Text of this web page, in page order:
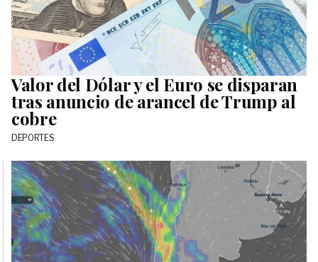
Valor del Dólar y el Euro se disparan
tras anuncio de arancel de Trump al
cobre
DEPORTES